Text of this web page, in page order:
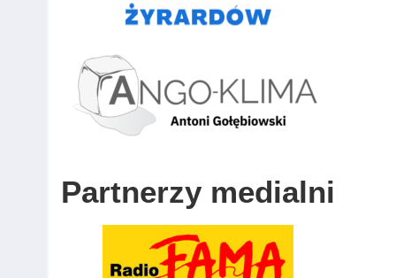
Partnerzy medialni